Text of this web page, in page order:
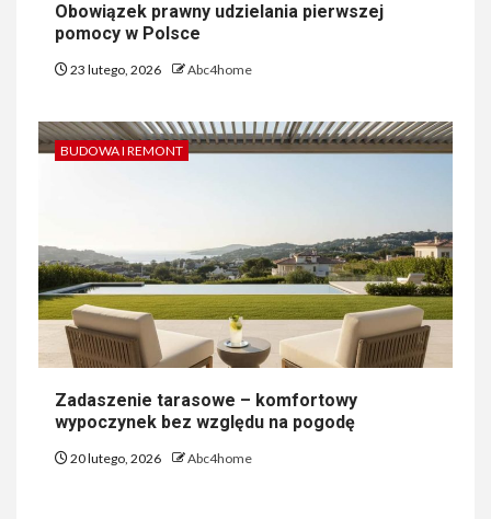
Obowiązek prawny udzielania pierwszej
pomocy w Polsce
23 lutego, 2026 Abc4home
BUDOWA I REMONT
Zadaszenie tarasowe – komfortowy
wypoczynek bez względu na pogodę
20 lutego, 2026 Abc4home